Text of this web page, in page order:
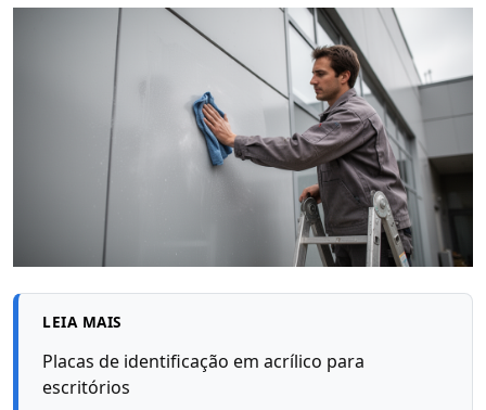
LEIA MAIS
Placas de identificação em acrílico para
escritórios